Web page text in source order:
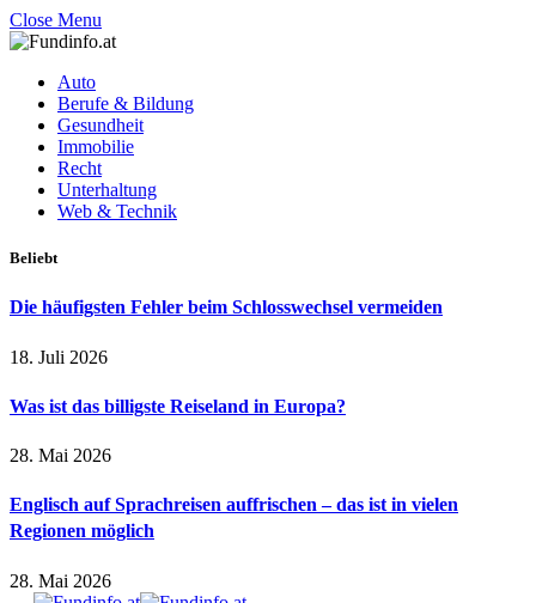
Close Menu
Auto
Berufe & Bildung
Gesundheit
Immobilie
Recht
Unterhaltung
Web & Technik
Beliebt
Die häufigsten Fehler beim Schlosswechsel vermeiden
18. Juli 2026
Was ist das billigste Reiseland in Europa?
28. Mai 2026
Englisch auf Sprachreisen auffrischen – das ist in vielen
Regionen möglich
28. Mai 2026